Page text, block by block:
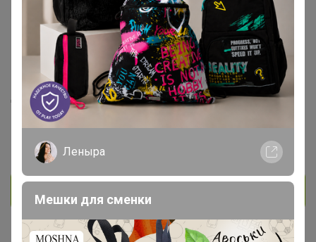
905 52 618 12
На сайте 4 июля, 2026 18:17
День рождения 08 декабря
Красноярск
В клубе с 6 сентября 2015 г.
Леныра
Мешки для сменки